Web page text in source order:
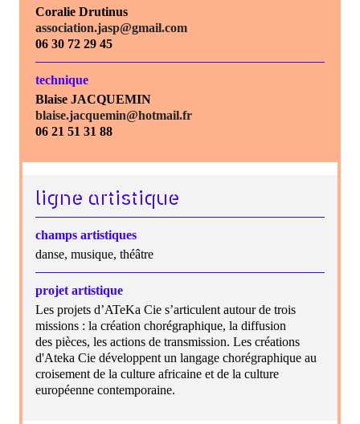
Coralie Drutinus
association.jasp@gmail.com
06 30 72 29 45
technique
Blaise JACQUEMIN
blaise.jacquemin@hotmail.fr
06 21 51 31 88
ligne artistique
champs artistiques
danse, musique, théâtre
projet artistique
Les projets d’ATeKa Cie s’articulent autour de trois
missions : la création chorégraphique, la diffusion
des pièces, les actions de transmission. Les créations
d'Ateka Cie développent un langage chorégraphique au
croisement de la culture africaine et de la culture
européenne contemporaine.